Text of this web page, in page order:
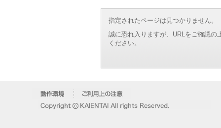
指定されたページは見つかりません。
誠に恐れ入りますが、URLをご確認
ください。